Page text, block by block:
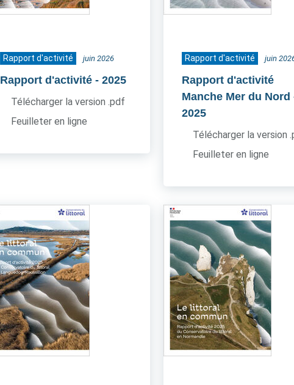
Rapport d'activité juin 2026
Rapport d'activité - 2025
Télécharger la version .pdf
Feuilleter en ligne
Rapport d'activité juin
Rapport d'activité
Manche Mer du Nord
2025
Télécharger la version
Feuilleter en ligne